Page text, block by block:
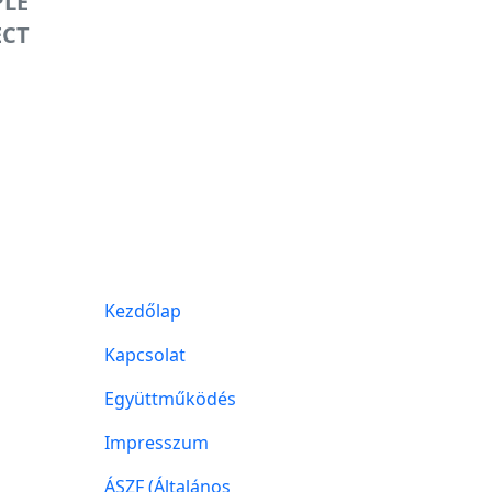
Kezdőlap
Kapcsolat
Együttműködés
Impresszum
ÁSZF (Általános